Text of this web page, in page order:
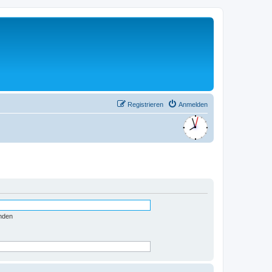
Anmelden
Registrieren